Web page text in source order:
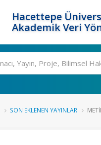
Hacettepe
Akademik Veri
SON EKLENEN YAYINLAR